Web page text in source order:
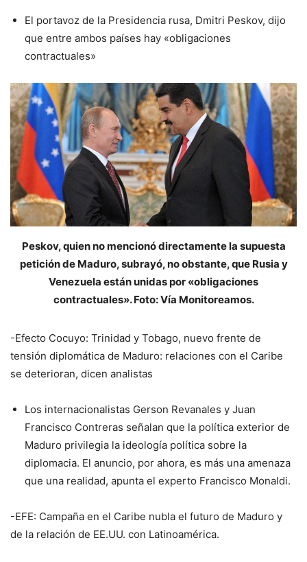
El portavoz de la Presidencia rusa, Dmitri Peskov, dijo
que entre ambos países hay «obligaciones
contractuales»
Peskov, quien no mencionó directamente la supuesta
petición de Maduro, subrayó, no obstante, que Rusia y
Venezuela están unidas por «obligaciones
contractuales». Foto: Vía Monitoreamos.
-Efecto Cocuyo: Trinidad y Tobago, nuevo frente de
tensión diplomática de Maduro: relaciones con el Caribe
se deterioran, dicen analistas
Los internacionalistas Gerson Revanales y Juan
Francisco Contreras señalan que la política exterior de
Maduro privilegia la ideología política sobre la
diplomacia. El anuncio, por ahora, es más una amenaza
que una realidad, apunta el experto Francisco Monaldi.
-EFE: Campaña en el Caribe nubla el futuro de Maduro y
de la relación de EE.UU. con Latinoamérica.